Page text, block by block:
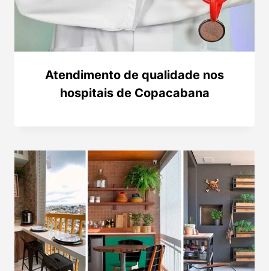
Atendimento de qualidade nos
hospitais de Copacabana